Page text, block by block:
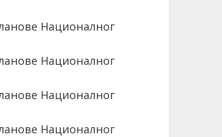
Националног
Националног
Националног
Националног